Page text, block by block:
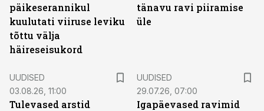
päikeserannikul
kuulutati viiruse leviku
tõttu välja
häireseisukord
tänavu ravi piiramise
üle
UUDISED
03.08.26, 11:00
Tulevased arstid
UUDISED
29.07.26, 07:00
Igapäevased ravimid